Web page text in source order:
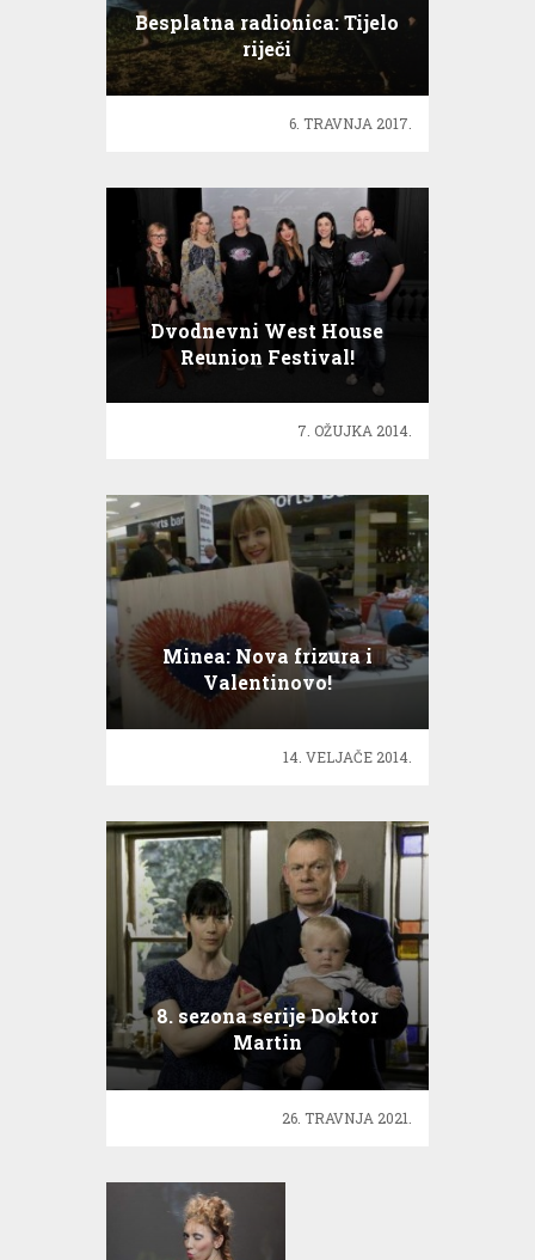
Besplatna radionica: Tijelo
riječi
6. TRAVNJA 2017.
Dvodnevni West House
Reunion Festival!
7. OŽUJKA 2014.
Minea: Nova frizura i
Valentinovo!
14. VELJAČE 2014.
8. sezona serije Doktor
Martin
26. TRAVNJA 2021.